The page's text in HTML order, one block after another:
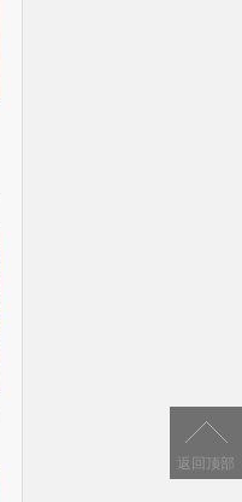
返回顶部
返回顶部
返回顶部